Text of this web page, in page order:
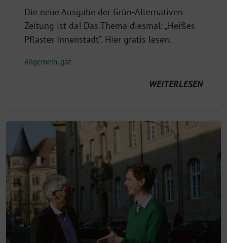
Die neue Ausgabe der Grün-Alternativen
Zeitung ist da! Das Thema diesmal: „Heißes
Pflaster Innenstadt“. Hier gratis lesen.
Allgemein, gaz
WEITERLESEN